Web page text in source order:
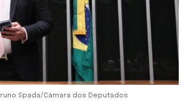
Spada/Câmara dos Deputados